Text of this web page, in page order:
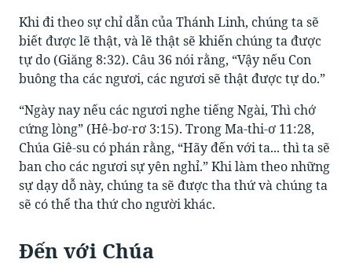
Khi đi theo sự chỉ dẫn của Thánh Linh, chúng ta sẽ
biết được lẽ thật, và lẽ thật sẽ khiến chúng ta được
tự do (Giăng 8:32). Câu 36 nói rằng, “Vậy nếu Con
buông tha các ngươi, các ngươi sẽ thật được tự do.”
“Ngày nay nếu các ngươi nghe tiếng Ngài, Thì chớ
cứng lòng” (Hê-bơ-rơ 3:15). Trong Ma-thi-ơ 11:28,
Chúa Giê-su có phán rằng, “Hãy đến với ta... thì ta sẽ
ban cho các ngươi sự yên nghỉ.” Khi làm theo những
sự dạy dỗ này, chúng ta sẽ được tha thứ và chúng ta
sẽ có thể tha thứ cho người khác.
Đến với Chúa